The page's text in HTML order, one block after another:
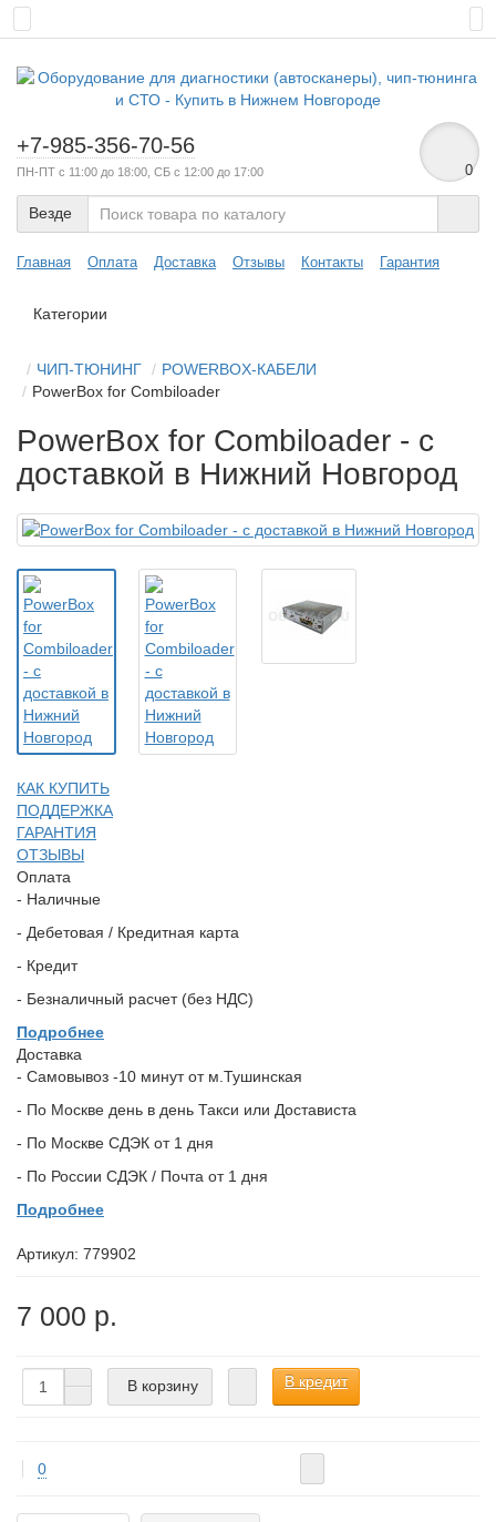
+7-985-356-70-56
ПН-ПТ с 11:00 до 18:00, СБ с 12:00 до 17:00 0
Везде
Главная Оплата Доставка Отзывы Контакты Гарантия
Категории
ЧИП-ТЮНИНГ
POWERBOX-КАБЕЛИ
PowerBox for Combiloader
PowerBox for Combiloader - с
доставкой в Нижний Новгород
КАК КУПИТЬ
ПОДДЕРЖКА
ГАРАНТИЯ
ОТЗЫВЫ
Оплата
- Наличные
- Дебетовая / Кредитная карта
- Кредит
- Безналичный расчет (без НДС)
Подробнее
Доставка
- Самовывоз -10 минут от м.Тушинская
- По Москве день в день Такси или Достависта
- По Москве СДЭК от 1 дня
- По России СДЭК / Почта от 1 дня
Подробнее
Артикул: 779902
7 000 р.
В корзину В кредит
0